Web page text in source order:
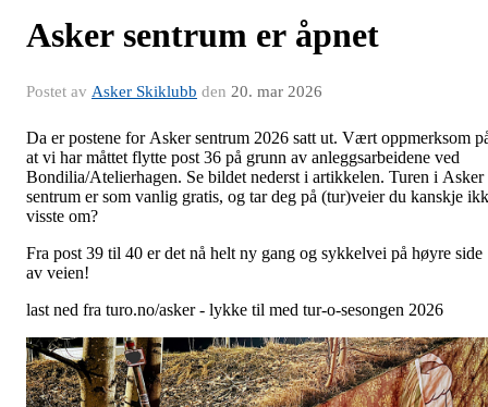
Asker sentrum er åpnet
Postet av Asker Skiklubb den 20. mar 2026
Da er postene for Asker sentrum 2026 satt ut. Vært oppmerksom
at vi har måttet flytte post 36 på grunn av anleggsarbeidene ved
Bondilia/Atelierhagen. Se bildet nederst i artikkelen. Turen i Asker
sentrum er som vanlig gratis, og tar deg på (tur)veier du kanskje
visste om?
Fra post 39 til 40 er det nå helt ny gang og sykkelvei på høyre side
av veien!
last ned fra turo.no/asker - lykke til med tur-o-sesongen 2026